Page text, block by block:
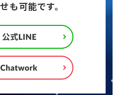
も可能です。